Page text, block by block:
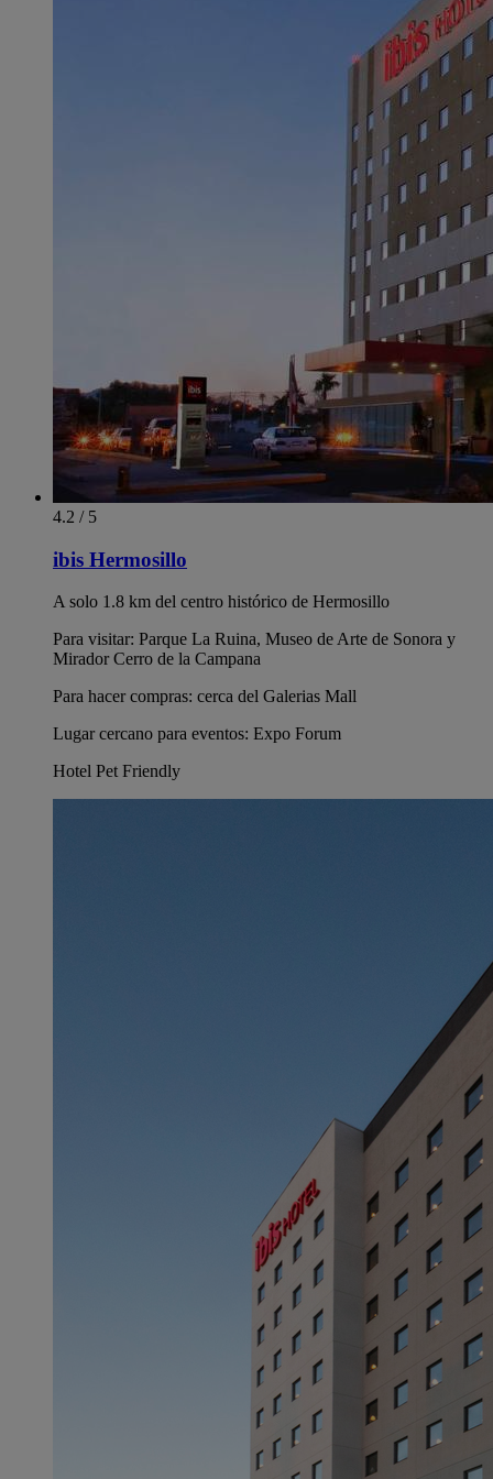
4.2 / 5
ibis Hermosillo
A solo 1.8 km del centro histórico de Hermosillo
Para visitar: Parque La Ruina, Museo de Arte de Sonora y
Mirador Cerro de la Campana
Para hacer compras: cerca del Galerias Mall
Lugar cercano para eventos: Expo Forum
Hotel Pet Friendly